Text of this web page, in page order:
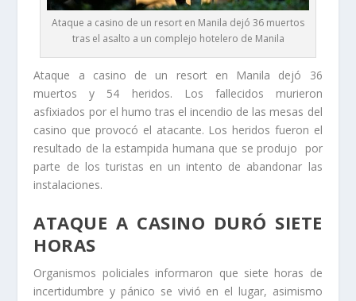
Ataque a casino de un resort en Manila dejó 36 muertos
tras el asalto a un complejo hotelero de Manila
Ataque a casino de un resort en Manila dejó 36
muertos y 54 heridos. Los fallecidos murieron
asfixiados por el humo tras el incendio de las mesas del
casino que provocó el atacante. Los heridos fueron el
resultado de la estampida humana que se produjo por
parte de los turistas en un intento de abandonar las
instalaciones.
ATAQUE A CASINO DURÓ SIETE
HORAS
Organismos policiales informaron que siete horas de
incertidumbre y pánico se vivió en el lugar, asimismo